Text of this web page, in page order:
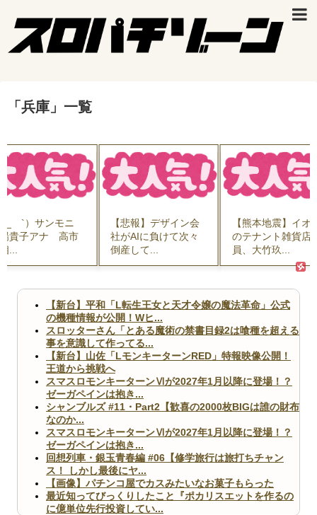
「 兵庫 」 一覧
ゝ`）サンモニ
貴子アナ 高市
...
【悲報】デザイン会
社がAIに負けて次々
倒産して...
【熊本地震】イオ
のテナント雑貨店
員、大竹玖...
【新台】平和「L転生王女と天才令嬢の魔法革命」公式
の機種情報が公開！Wヒ...
スロッターさん「とある魔術の禁書目録2は喰種を超える
事を意識して作ってる...
【新台】山佐「LモンキーターンRED」特報映像公開！
王道から挑戦へ
スマスロモンキーターンⅥが2027年1月以降に登場！？
ゼーガペインは抱き...
シャンブルズ #11・Part2【歓喜の2000枚BIGは誰の財布
なのか...
スマスロモンキーターンⅥが2027年1月以降に登場！？
ゼーガペインは抱き...
回想列車・銀玉青春編 #06【修学旅行は旅打ちチャン
ス！ しかし最後にヤ...
【画像】パチンコ屋でカスみたいなお菓子もらった
最近知ってびっくりしたこと『ポカリスエットを作るの
に億単位先行投資してい...